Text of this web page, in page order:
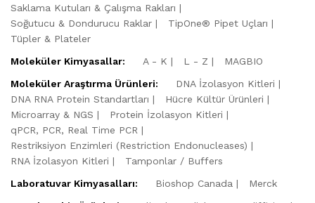
Saklama Kutuları & Çalışma Rakları
Soğutucu & Dondurucu Raklar
TipOne® Pipet Uçları
Tüpler & Plateler
Moleküler Kimyasallar:
A - K L - Z
MAGBIO
Moleküler Araştırma Ürünleri:
DNA İzolasyon Kitleri
DNA RNA Protein Standartları
Hücre Kültür Ürünleri
Microarray & NGS
Protein İzolasyon Kitleri
qPCR, PCR, Real Time PCR
Restriksiyon Enzimleri (Restriction Endonucleases)
RNA İzolasyon Kitleri
Tamponlar / Buffers
Laboratuvar Kimyasalları:
Bioshop Canada
Merck